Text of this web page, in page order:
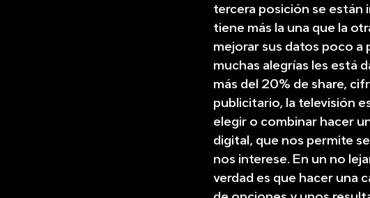
tercera posición se están
tiene más la una que la
mejorar sus datos poco a
muchas alegrías les está
más del 20% de share,
publicitario, la televisión
elegir o combinar hacer
digital, que nos permite
nos interese. En un no
verdad es que hacer una